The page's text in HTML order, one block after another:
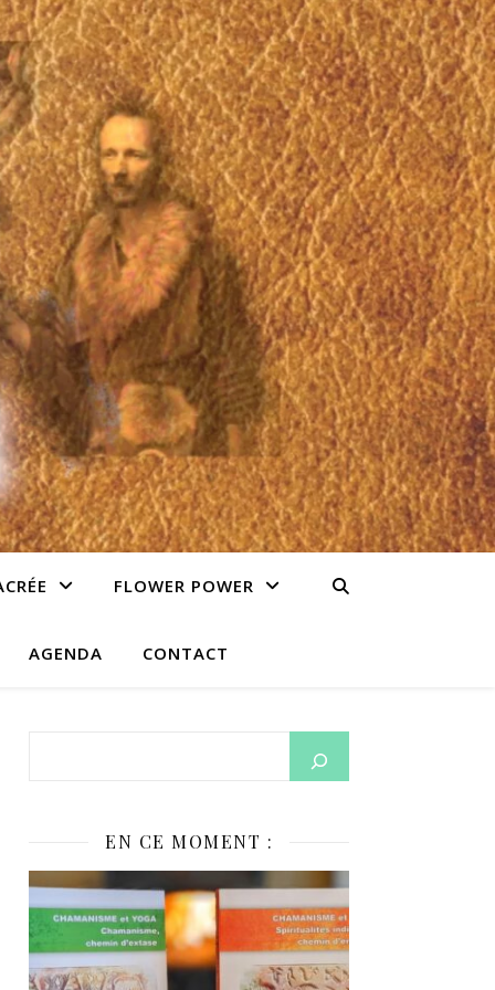
FLOWER POWER
AGENDA CONTACT
EN CE MOMENT :